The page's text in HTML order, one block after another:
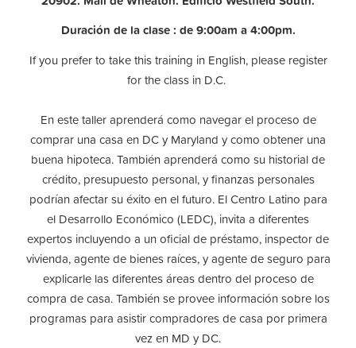
Duración de la clase : de 9:00am a 4:00pm.
If you prefer to take this training in English, please register
for the class in D.C.
En este taller aprenderá como navegar el proceso de
comprar una casa en DC y Maryland y como obtener una
buena hipoteca. También aprenderá como su historial de
crédito, presupuesto personal, y finanzas personales
podrían afectar su éxito en el futuro. El Centro Latino para
el Desarrollo Económico (LEDC), invita a diferentes
expertos incluyendo a un oficial de préstamo, inspector de
vivienda, agente de bienes raíces, y agente de seguro para
explicarle las diferentes áreas dentro del proceso de
compra de casa. También se provee información sobre los
programas para asistir compradores de casa por primera
vez en MD y DC.